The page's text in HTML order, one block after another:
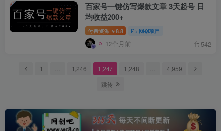
百家号一键仿写爆款文章 3天起号 日
均收益200+
付费资源 ￥8.8 网创项目
12个月前 542
1 1,246 1,247 1,248
4,959
跳转